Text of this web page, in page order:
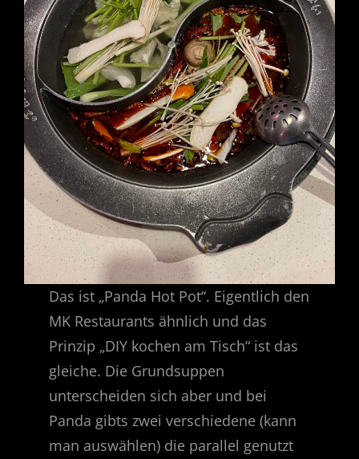
Das ist „Panda Hot Pot“. Eigentlich den
MK Restaurants ähnlich und das
Prinzip „DIY kochen am Tisch“ ist das
gleiche. Die Grundsuppen
unterscheiden sich aber und bei
Panda gibts zwei verschiedene (kann
man auswählen) die parallel genutzt